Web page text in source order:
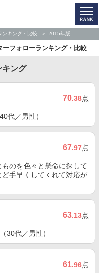
ンキング・比較 2015年版
ーフォローランキング・比較
キング
70.38点
代／男性）
67.97点
のを色々と懸命に探して
手早くしてくれて対応が
63.13点
30代／男性）
61.96点